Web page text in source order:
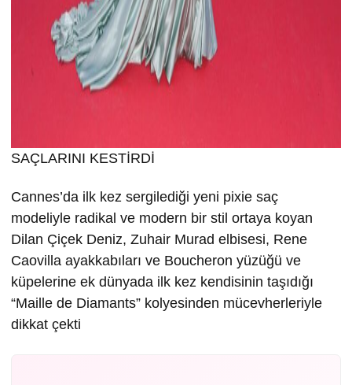
SAÇLARINI KESTİRDİ
Cannes’da ilk kez sergilediği yeni pixie saç
modeliyle radikal ve modern bir stil ortaya koyan
Dilan Çiçek Deniz, Zuhair Murad elbisesi, Rene
Caovilla ayakkabıları ve Boucheron yüzüğü ve
küpelerine ek dünyada ilk kez kendisinin taşıdığı
“Maille de Diamants” kolyesinden mücevherleriyle
dikkat çekti